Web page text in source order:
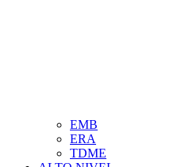
EMB
ERA
TDME